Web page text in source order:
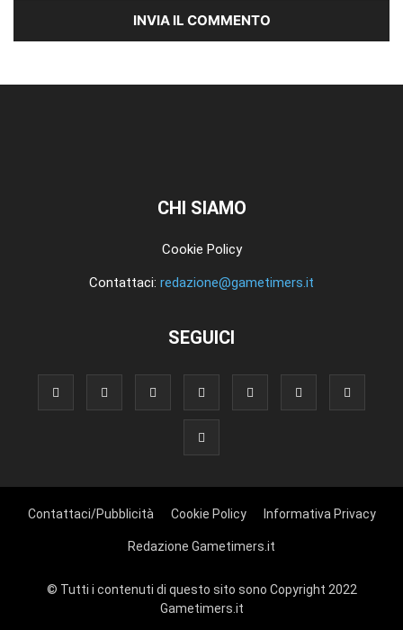
CHI SIAMO
Cookie Policy
Contattaci: redazione@gametimers.it
SEGUICI
Contattaci/Pubblicità Cookie Policy Informativa Privacy
Redazione Gametimers.it
© Tutti i contenuti di questo sito sono Copyright 2022
Gametimers.it